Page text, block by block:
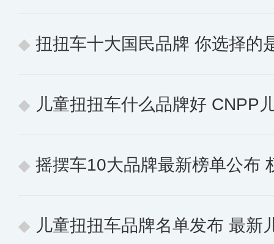
扭扭车十大国民品牌 你选择的
儿童扭扭车什么品牌好 CNPP儿童扭扭
摇摆车10大品牌最新榜单公布
儿童扭扭车品牌名单发布 最新